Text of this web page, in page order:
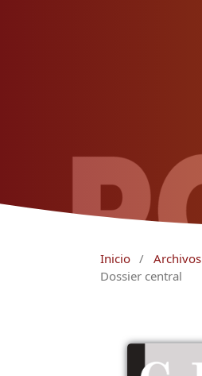
Inicio / Archivos
Dossier central